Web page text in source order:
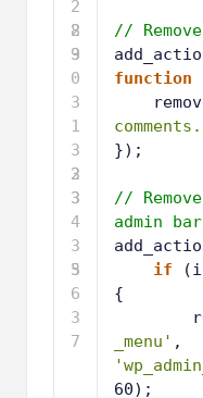
2
8
2
9
3
0
3
1
3
2
3
3
3
4
3
5
3
6
3
7
//
function
});
//
admin bar
if
{
_menu'
60);